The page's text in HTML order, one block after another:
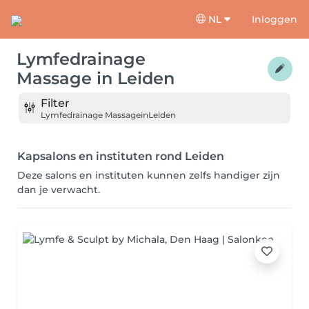
NL Inloggen
Lymfedrainage
Massage in Leiden
Filter
Lymfedrainage MassageinLeiden
Kapsalons en instituten rond Leiden
Deze salons en instituten kunnen zelfs handiger zijn
dan je verwacht.